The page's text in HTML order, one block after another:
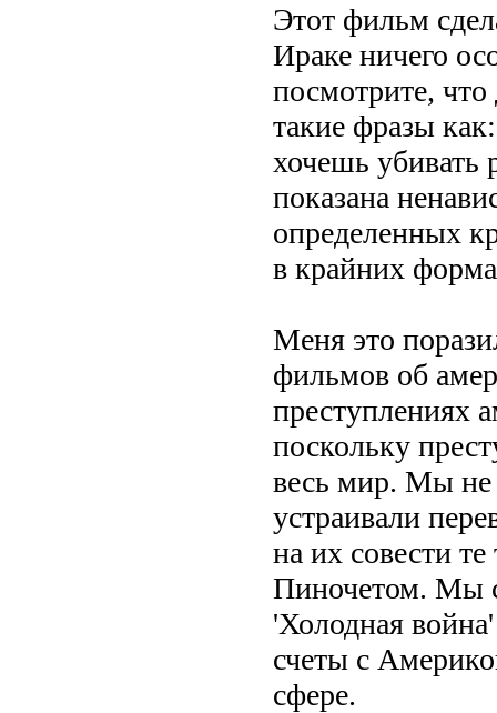
Этот фильм
Ираке ничего
посмотрите,
такие фразы
хочешь убивать
показана
определенных
в крайних
Меня это
фильмов об
преступлениях
поскольку
весь мир. Мы не
устраивали
на их совести
Пиночетом. Мы
'Холодная
счеты с
сфере.